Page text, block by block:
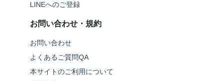
LINEへのご登録
お問い合わせ・規約
お問い合わせ
よくあるご質問QA
本サイトのご利用について